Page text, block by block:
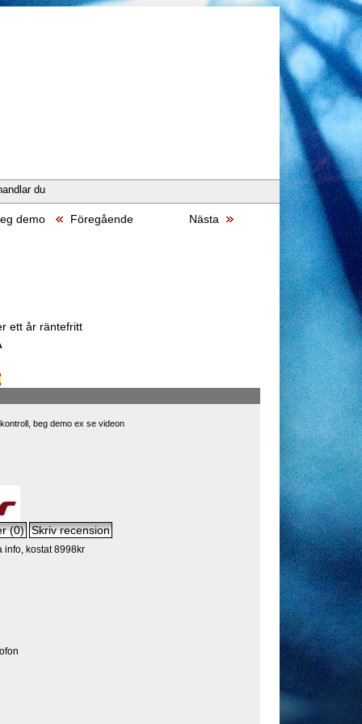
du
demo Föregående Nästa
ett år räntefritt
beg demo ex se videon
info, kostat 8998kr